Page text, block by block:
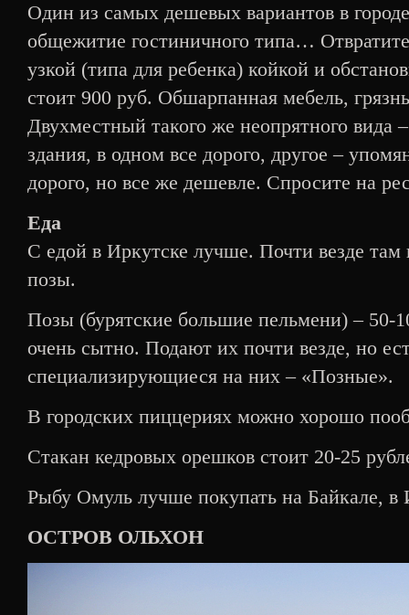
Один из самых дешевых вариантов в
общежитие гостиничного типа…
узкой (типа для ребенка) койкой и
стоит 900 руб. Обшарпанная мебель,
Двухместный такого же неопрятного вида
здания, в одном все дорого, другое –
дорого, но все же дешевле. Спросите на
Еда
С едой в Иркутске лучше. Почти везде там
позы.
Позы (бурятские большие пельмени) – 50-
очень сытно. Подают их почти везде, но
специализирующиеся на них – «Позные».
В городских пиццериях можно хорошо
Стакан кедровых орешков стоит 20-25
Рыбу Омуль лучше покупать на Байкале, в
ОСТРОВ ОЛЬХОН